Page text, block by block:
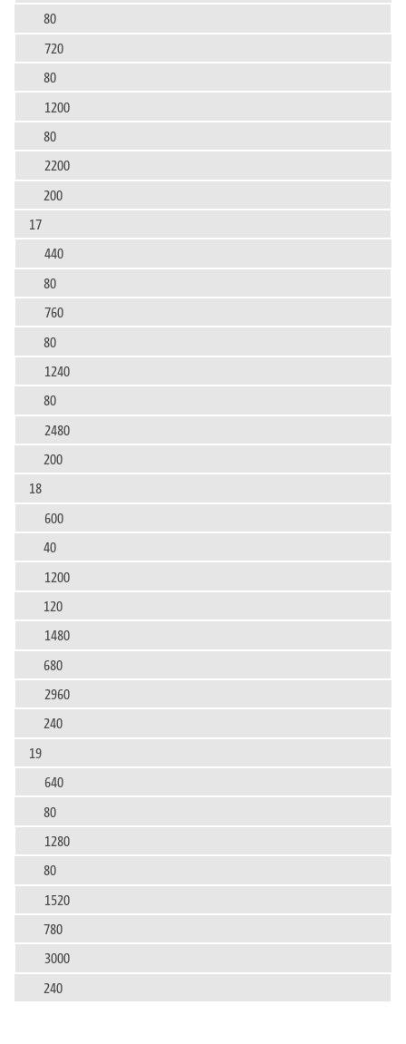
80
720
80
1200
80
2200
200
17
440
80
760
80
1240
80
2480
200
18
600
40
1200
120
1480
680
2960
240
19
640
80
1280
80
1520
780
3000
240